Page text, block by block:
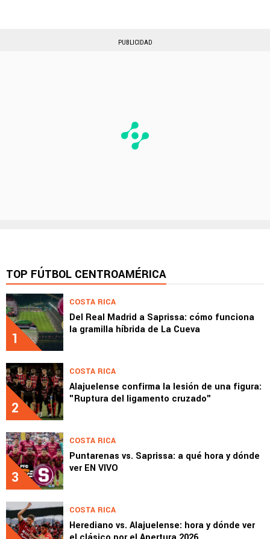
PUBLICIDAD
TOP FÚTBOL CENTROAMÉRICA
1
COSTA RICA
Del Real Madrid a Saprissa: cómo funciona
la gramilla híbrida de La Cueva
2
COSTA RICA
Alajuelense confirma la lesión de una figura:
"Ruptura del ligamento cruzado"
3
COSTA RICA
Puntarenas vs. Saprissa: a qué hora y dónde
ver EN VIVO
COSTA RICA
Herediano vs. Alajuelense: hora y dónde ver